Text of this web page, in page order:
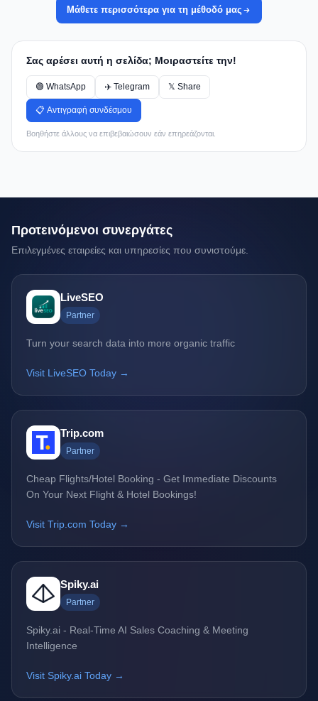
Μάθετε περισσότερα για τη μέθοδό μας
Σας αρέσει αυτή η σελίδα; Μοιραστείτε την!
🟢 WhatsApp ✈️ Telegram 𝕏 Share
📋 Αντιγραφή συνδέσμου
Βοηθήστε άλλους να επιβεβαιώσουν εάν επηρεάζονται.
Προτεινόμενοι συνεργάτες
Επιλεγμένες εταιρείες και υπηρεσίες που συνιστούμε.
LiveSEO
Partner
Turn your search data into more organic traffic
Visit LiveSEO Today →
Trip.com
Partner
Cheap Flights/Hotel Booking - Get Immediate Discounts
On Your Next Flight & Hotel Bookings!
Visit Trip.com Today →
Spiky.ai
Partner
Spiky.ai - Real-Time AI Sales Coaching & Meeting
Intelligence
Visit Spiky.ai Today →